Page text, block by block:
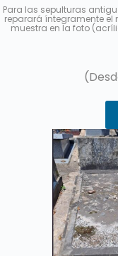
Para las sepulturas
reparará íntegramente
muestra en la foto
castellano y hebreo más
enviará una foto una vez